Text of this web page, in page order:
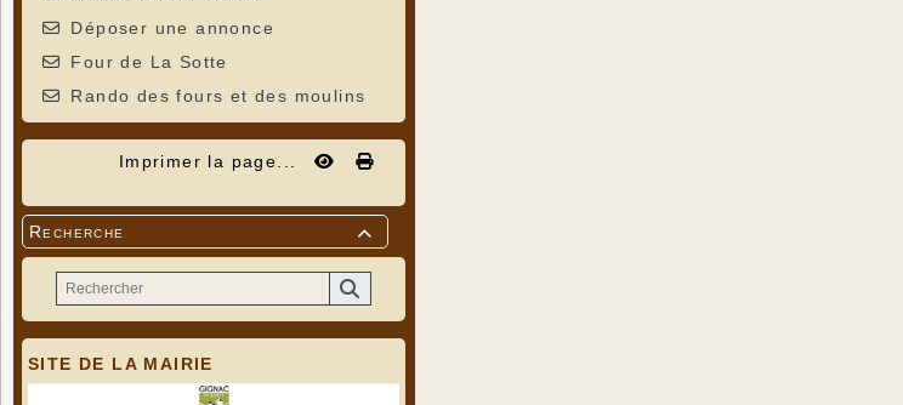
Déposer une annonce
Four de La Sotte
Rando des fours et des moulins
Imprimer la page...

Recherche
SITE DE LA MAIRIE